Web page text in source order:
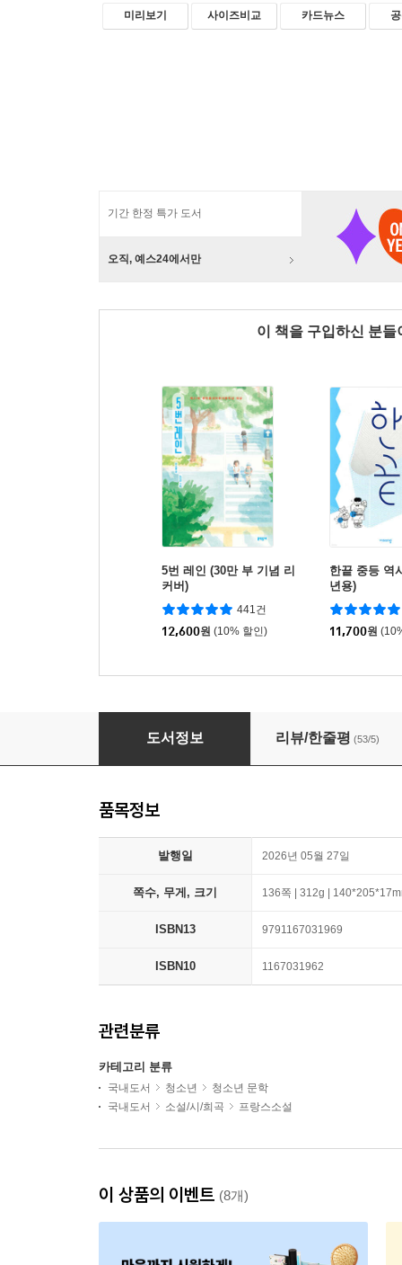
미리보기 사이즈비교 카드뉴스
기간 한정 특가 도서
오직, 예스24에서만
이 책을 구입하신 분
5번 레인 (30만 부 기념 리
커버)
441건
12,600원 (10% 할인)
한끝 중등 역
년용)
11,700원
나만의 방
도서정보 리뷰/한줄평 (53/5)
품목정보
발행일 2026년 05월 27일
쪽수, 무게, 크기 136쪽 | 312g |
ISBN13 9791167031969
ISBN10 1167031962
관련분류
카테고리 분류
국내도서 청소년
청소년 문학
국내도서
소설/시/희곡 프랑스소설
이 상품의 이벤트 (8개)